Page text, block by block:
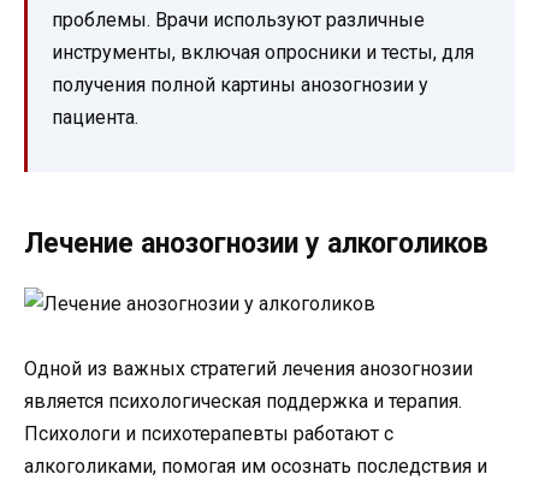
проблемы. Врачи используют различные
инструменты, включая опросники и тесты, для
получения полной картины анозогнозии у
пациента.
Лечение анозогнозии у алкоголиков
Одной из важных стратегий лечения анозогнозии
является психологическая поддержка и терапия.
Психологи и психотерапевты работают с
алкоголиками, помогая им осознать последствия и